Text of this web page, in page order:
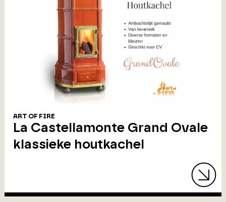
ART OF FIRE
La Castellamonte Grand Ovale
klassieke houtkachel